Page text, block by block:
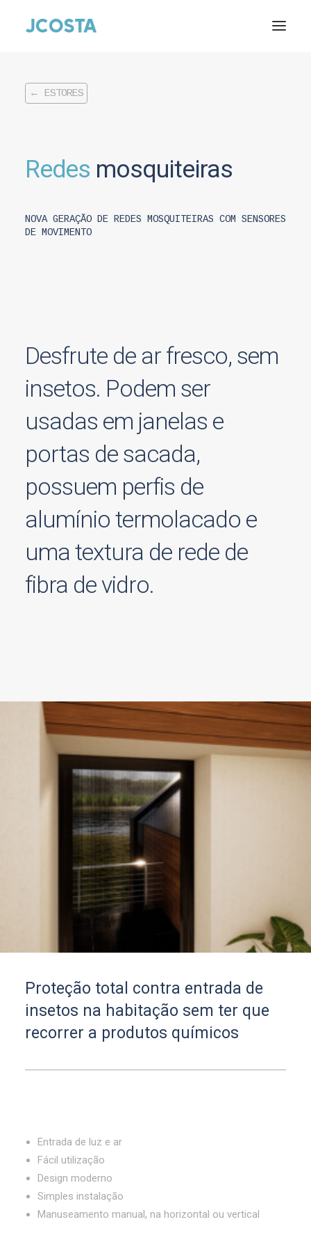
Área reservada
Contactos
Pesquisar
← ESTORES
Redes mosquiteiras
NOVA GERAÇÃO DE REDES MOSQUITEIRAS COM SENSORES
DE MOVIMENTO
Desfrute de ar fresco, sem
insetos. Podem ser
usadas em janelas e
portas de sacada,
possuem perfis de
alumínio termolacado e
uma textura de rede de
fibra de vidro.
Proteção total contra entrada de
insetos na habitação sem ter que
recorrer a produtos químicos
Entrada de luz e ar
Fácil utilização
Design moderno
Simples instalação
Manuseamento manual, na horizontal ou vertical